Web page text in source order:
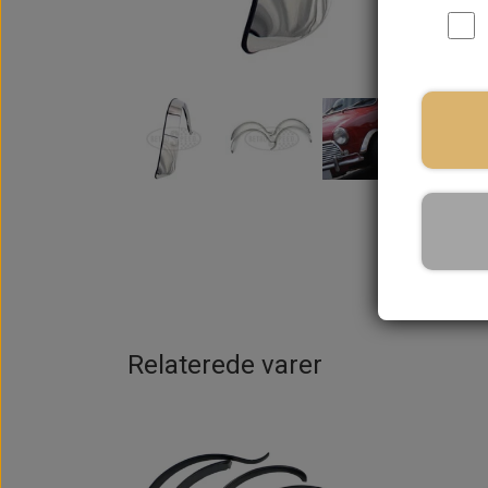
Relaterede varer